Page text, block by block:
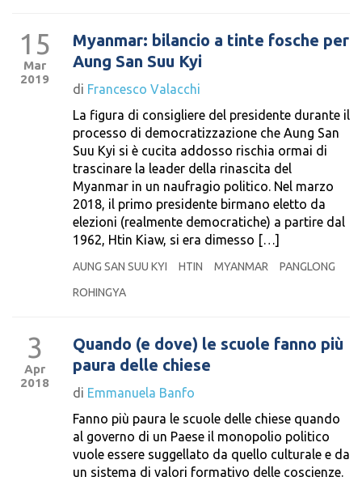
15
Mar
2019
Myanmar: bilancio a tinte fosche per
Aung San Suu Kyi
di Francesco Valacchi
La figura di consigliere del presidente durante il
processo di democratizzazione che Aung San
Suu Kyi si è cucita addosso rischia ormai di
trascinare la leader della rinascita del
Myanmar in un naufragio politico. Nel marzo
2018, il primo presidente birmano eletto da
elezioni (realmente democratiche) a partire dal
1962, Htin Kiaw, si era dimesso […]
AUNG SAN SUU KYI HTIN MYANMAR
PANGLONG
ROHINGYA
3
Apr
2018
Quando (e dove) le scuole fanno più
paura delle chiese
di Emmanuela Banfo
Fanno più paura le scuole delle chiese quando
al governo di un Paese il monopolio politico
vuole essere suggellato da quello culturale e da
un sistema di valori formativo delle coscienze.